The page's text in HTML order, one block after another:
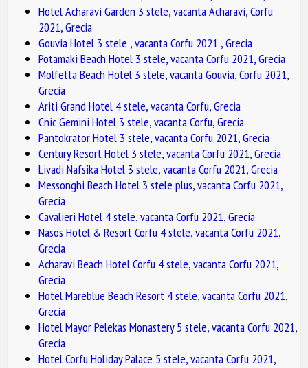
Hotel Acharavi Garden 3 stele, vacanta Acharavi, Corfu
2021, Grecia
Gouvia Hotel 3 stele , vacanta Corfu 2021 , Grecia
Potamaki Beach Hotel 3 stele, vacanta Corfu 2021, Grecia
Molfetta Beach Hotel 3 stele, vacanta Gouvia, Corfu 2021,
Grecia
Ariti Grand Hotel 4 stele, vacanta Corfu, Grecia
Cnic Gemini Hotel 3 stele, vacanta Corfu, Grecia
Pantokrator Hotel 3 stele, vacanta Corfu 2021, Grecia
Century Resort Hotel 3 stele, vacanta Corfu 2021, Grecia
Livadi Nafsika Hotel 3 stele, vacanta Corfu 2021, Grecia
Messonghi Beach Hotel 3 stele plus, vacanta Corfu 2021,
Grecia
Cavalieri Hotel 4 stele, vacanta Corfu 2021, Grecia
Nasos Hotel & Resort Corfu 4 stele, vacanta Corfu 2021,
Grecia
Acharavi Beach Hotel Corfu 4 stele, vacanta Corfu 2021,
Grecia
Hotel Mareblue Beach Resort 4 stele, vacanta Corfu 2021,
Grecia
Hotel Mayor Pelekas Monastery 5 stele, vacanta Corfu 2021,
Grecia
Hotel Corfu Holiday Palace 5 stele, vacanta Corfu 2021,